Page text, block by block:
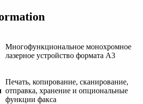
Многофункциональное монохромное
лазерное устройство формата A3
Печать, копирование, сканирование,
отправка, хранение и опциональные
функции факса